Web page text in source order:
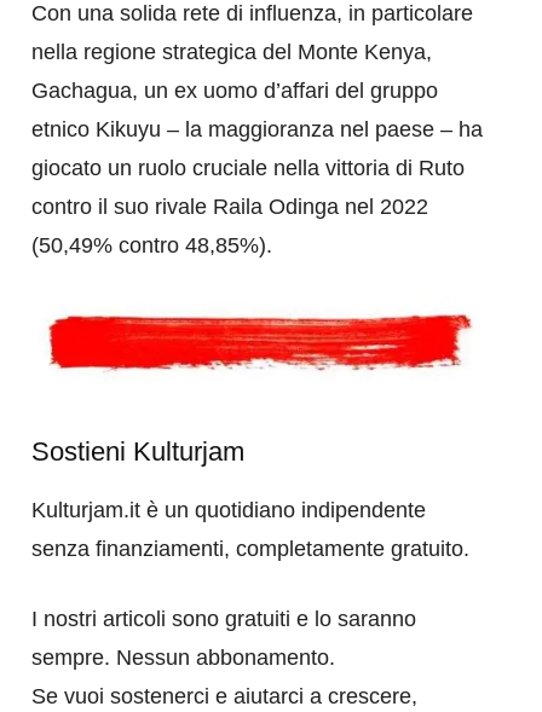
Con una solida rete di influenza, in particolare
nella regione strategica del Monte Kenya,
Gachagua, un ex uomo d’affari del gruppo
etnico Kikuyu – la maggioranza nel paese – ha
giocato un ruolo cruciale nella vittoria di Ruto
contro il suo rivale Raila Odinga nel 2022
(50,49% contro 48,85%).
Sostieni Kulturjam
Kulturjam.it è un quotidiano indipendente
senza finanziamenti, completamente gratuito.
I nostri articoli sono gratuiti e lo saranno
sempre. Nessun abbonamento.
Se vuoi sostenerci e aiutarci a crescere,